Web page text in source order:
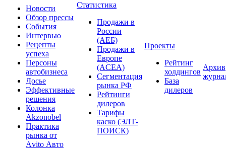
Новости
Обзор прессы
События
Интервью
Рецепты
успеха
Персоны
автобизнеса
Досье
Эффективные
решения
Колонка
Akzonobel
Практика
рынка от
Аvito Авто
Статистика
Продажи в
России
(АЕБ)
Продажи в
Европе
(ACEA)
Сегментация
рынка РФ
Рейтинги
дилеров
Тарифы
каско (ЭЛТ-
ПОИСК)
Проекты
Рейтинг
холдингов
База
дилеров
Архив